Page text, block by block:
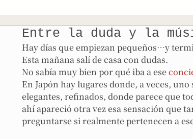
Entre la duda y la
Hay días que empiezan pequeños…y
Esta mañana salí de casa con dudas.
No sabía muy bien por qué iba a ese
En Japón hay lugares donde, a veces,
elegantes, refinados, donde parece que
ahí apareció otra vez esa sensación que
preguntarse si realmente pertenecen a